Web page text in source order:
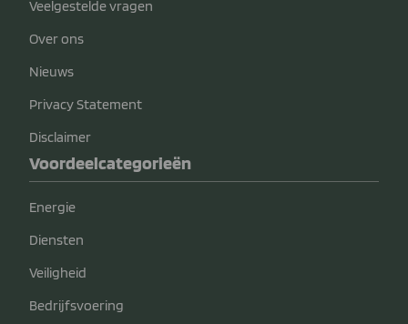
Veelgestelde vragen
Over ons
Nieuws
Privacy Statement
Disclaimer
Voordeelcategorieën
Energie
Diensten
Veiligheid
Bedrijfsvoering